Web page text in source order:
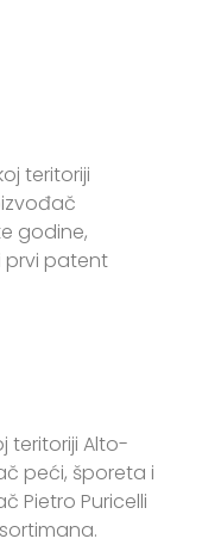
teritoriji
godine,
prvi patent
teritoriji Alto-
peći, šporeta i
Pietro Puricelli